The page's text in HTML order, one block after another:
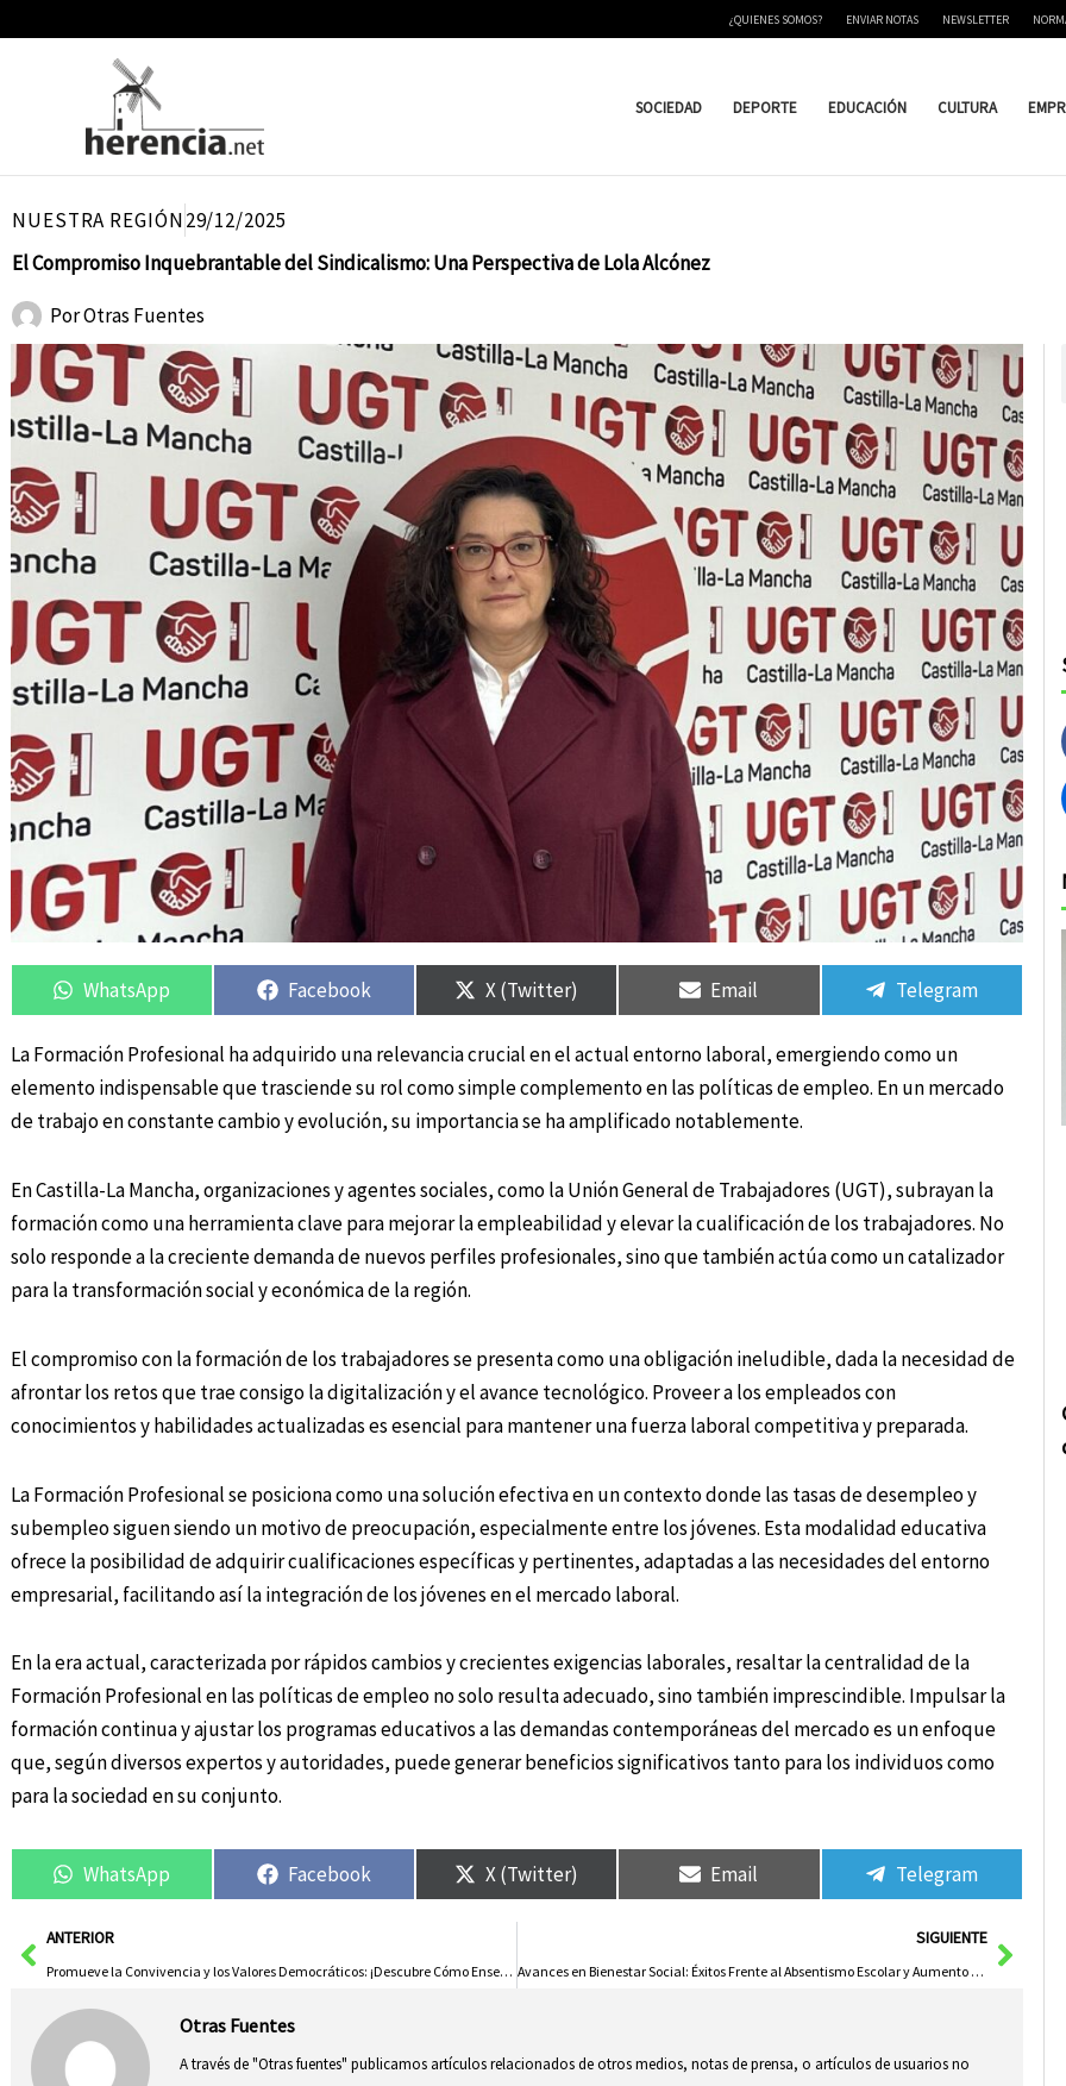
¿QUIENES SOMOS? ENVIAR NOTAS NEWSLETTER
SOCIEDAD DEPORTE EDUCACIÓN CULTURA
NUESTRA REGIÓN29/12/2025
El Compromiso Inquebrantable del Sindicalismo: Una Perspectiva de Lola Alcónez
PorOtras Fuentes
Compartir
en
WhatsApp
Compartir
en
Facebook
Compartir
en
X (Twitter)
Compartir
en
Email
Compartir
en
Telegram
La Formación Profesional ha adquirido una relevancia crucial en el actual entorno laboral, emergiendo como un
elemento indispensable que trasciende su rol como simple complemento en las políticas de empleo. En un mercado
de trabajo en constante cambio y evolución, su importancia se ha amplificado notablemente.
En Castilla-La Mancha, organizaciones y agentes sociales, como la Unión General de Trabajadores (UGT), subrayan la
formación como una herramienta clave para mejorar la empleabilidad y elevar la cualificación de los trabajadores. No
solo responde a la creciente demanda de nuevos perfiles profesionales, sino que también actúa como un catalizador
para la transformación social y económica de la región.
El compromiso con la formación de los trabajadores se presenta como una obligación ineludible, dada la necesidad de
afrontar los retos que trae consigo la digitalización y el avance tecnológico. Proveer a los empleados con
conocimientos y habilidades actualizadas es esencial para mantener una fuerza laboral competitiva y preparada.
La Formación Profesional se posiciona como una solución efectiva en un contexto donde las tasas de desempleo y
subempleo siguen siendo un motivo de preocupación, especialmente entre los jóvenes. Esta modalidad educativa
ofrece la posibilidad de adquirir cualificaciones específicas y pertinentes, adaptadas a las necesidades del entorno
empresarial, facilitando así la integración de los jóvenes en el mercado laboral.
En la era actual, caracterizada por rápidos cambios y crecientes exigencias laborales, resaltar la centralidad de la
Formación Profesional en las políticas de empleo no solo resulta adecuado, sino también imprescindible. Impulsar la
formación continua y ajustar los programas educativos a las demandas contemporáneas del mercado es un enfoque
que, según diversos expertos y autoridades, puede generar beneficios significativos tanto para los individuos como
para la sociedad en su conjunto.
Compartir
en
WhatsApp
Compartir
en
Facebook
Compartir
en
X (Twitter)
Compartir
en
Email
Compartir
en
Telegram
AntANTERIOR
Promueve la Convivencia y los Valores Democráticos: ¡Descubre Cómo Enseñarlos en el Aula!
SIGUIENTE
Avances en Bienestar Social: Éxitos Frente al Absentismo Escolar y Aumento de Presupuesto
Otras Fuentes
A través de "Otras fuentes" publicamos artículos relacionados de otros medios, notas de prensa, o artículos de usuarios no